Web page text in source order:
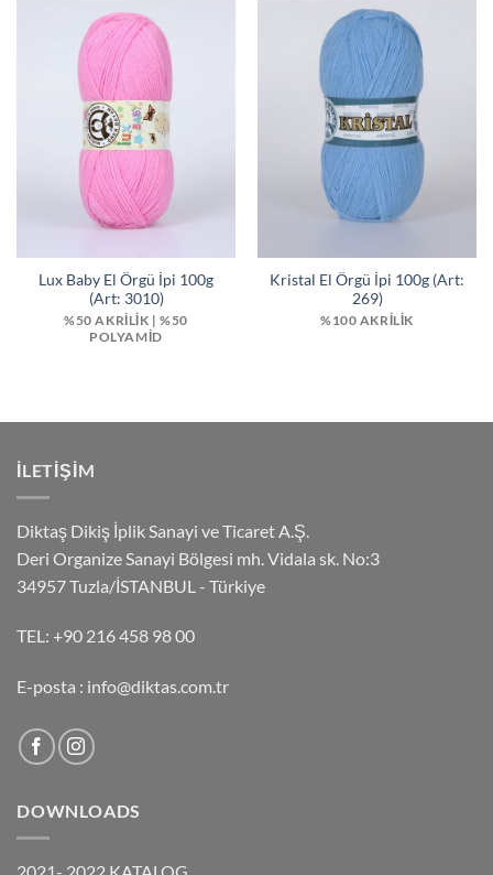
Lux Baby El Örgü İpi 100g
(Art: 3010)
%50 AKRILIK | %50
POLYAMID
Kristal El Örgü İpi 100g (Art:
269)
%100 AKRILIK
ILETIŞIM
Diktaş Dikiş İplik Sanayi ve Ticaret A.Ş.
Deri Organize Sanayi Bölgesi mh. Vidala sk. No:3
34957 Tuzla/İSTANBUL - Türkiye
TEL: +90 216 458 98 00
E-posta : info@diktas.com.tr
DOWNLOADS
2021- 2022 KATALOG